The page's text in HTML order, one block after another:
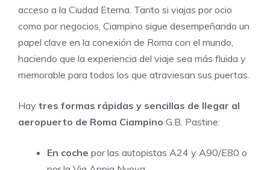
acceso a la Ciudad Eterna. Tanto si viajas por ocio
como por negocios, Ciampino sigue desempeñando un
papel clave en la conexión de Roma con el mundo,
haciendo que la experiencia del viaje sea más fluida y
memorable para todos los que atraviesan sus puertas.
Hay tres formas rápidas y sencillas de llegar al
aeropuerto de Roma Ciampino G.B. Pastine:
En coche por las autopistas A24 y A90/E80 o